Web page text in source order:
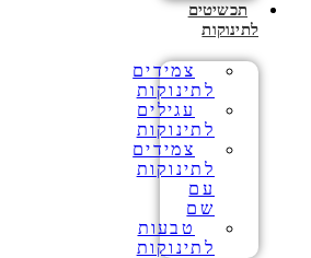
תכשיטים
לתינוקות
צמידים
לתינוקות
עגילים
לתינוקות
צמידים
לתינוקות
עם
שם
טבעות
לתינוקות